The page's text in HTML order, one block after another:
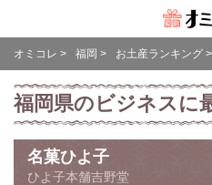
オミコレ > 福岡 > お土産ランキング >
福岡県のビジネスに
名菓ひよ子
ひよ子本舗吉野堂